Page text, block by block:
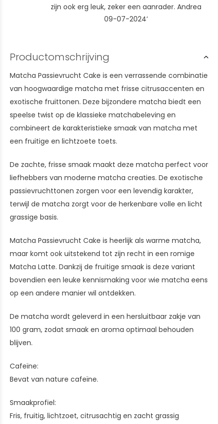
zijn ook erg leuk, zeker een aanrader. Andrea
09-07-2024’
Productomschrijving
Matcha Passievrucht Cake is een verrassende combinatie
van hoogwaardige matcha met frisse citrusaccenten en
exotische fruittonen. Deze bijzondere matcha biedt een
speelse twist op de klassieke matchabeleving en
combineert de karakteristieke smaak van matcha met
een fruitige en lichtzoete toets.
De zachte, frisse smaak maakt deze matcha perfect voor
liefhebbers van moderne matcha creaties. De exotische
passievruchttonen zorgen voor een levendig karakter,
terwijl de matcha zorgt voor de herkenbare volle en licht
grassige basis.
Matcha Passievrucht Cake is heerlijk als warme matcha,
maar komt ook uitstekend tot zijn recht in een romige
Matcha Latte. Dankzij de fruitige smaak is deze variant
bovendien een leuke kennismaking voor wie matcha eens
op een andere manier wil ontdekken.
De matcha wordt geleverd in een hersluitbaar zakje van
100 gram, zodat smaak en aroma optimaal behouden
blijven.
Cafeïne:
Bevat van nature cafeïne.
Smaakprofiel:
Fris, fruitig, lichtzoet, citrusachtig en zacht grassig